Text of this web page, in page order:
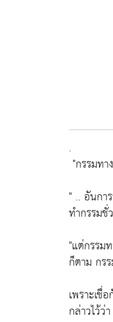
.
"กรรมทา
" .. อันกา
ทำกรรมชั่
"แต่กรรม
ก็ตาม กร
เพราะเชื่
กล่าวไว้ว่า